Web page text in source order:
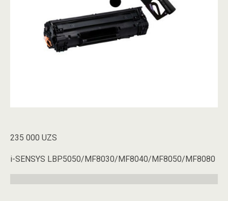
235 000 UZS
i-SENSYS LBP5050/MF8030/MF8040/MF8050/MF8080